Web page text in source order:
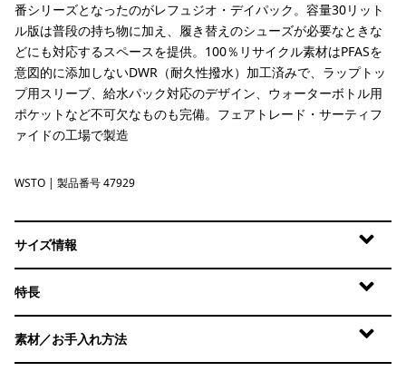
番シリーズとなったのがレフュジオ・デイパック。容量30リット
ル版は普段の持ち物に加え、履き替えのシューズが必要なときな
どにも対応するスペースを提供。100％リサイクル素材はPFASを
意図的に添加しないDWR（耐久性撥水）加工済みで、ラップトッ
プ用スリーブ、給水パック対応のデザイン、ウォーターボトル用
ポケットなど不可欠なものも完備。フェアトレード・サーティフ
ァイドの工場で製造
Weathered Stone
WSTO | 製品番号 47929
サイズ情報
特長
素材／お手入れ方法